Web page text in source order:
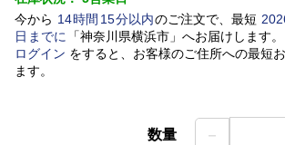
今から 14時間 15分以内のご注文で、最短
日 までに 「神奈川県横浜市」 へお届けします。
ログイン をすると、お客様のご住所への最短
ます。
数量 －